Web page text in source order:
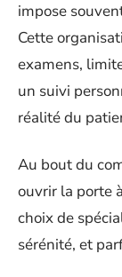
impose
Cette
examens,
un suivi
réalité du
Au bout du
ouvrir la porte
choix de
sérénité, et